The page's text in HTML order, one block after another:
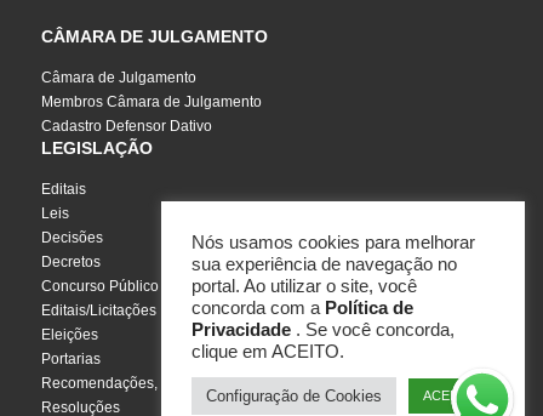
CÂMARA DE JULGAMENTO
Câmara de Julgamento
Membros Câmara de Julgamento
Cadastro Defensor Dativo
LEGISLAÇÃO
Editais
Leis
Decisões
Decretos
Concurso Público
Editais/Licitações
Eleições
Portarias
Recomendações, Pareceres e Notas
Resoluções
Nós usamos cookies para melhorar
sua experiência de navegação no
portal. Ao utilizar o site, você
concorda com a Política de
Privacidade . Se você concorda,
clique em ACEITO.
Configuração de Cookies ACEITO